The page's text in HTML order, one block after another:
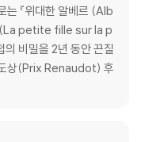
는 『위대한 알베르 (Alb
(La petite fille sur la p
비밀을 2년 동안 끈질
상(Prix Renaudot) 후